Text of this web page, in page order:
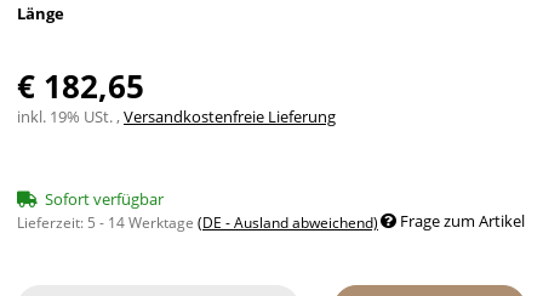
Länge
€ 182,65
inkl. 19% USt. ,Versandkostenfreie Lieferung
Sofort verfügbar
Lieferzeit: 5 - 14 Werktage (DE - Ausland abweichend) Frage zum Artikel